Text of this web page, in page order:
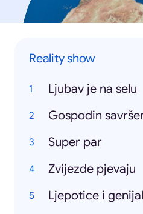
Reality show
Ljubav je na selu
Gospodin
Super par
Zvijezde pjevaju
Ljepotice i